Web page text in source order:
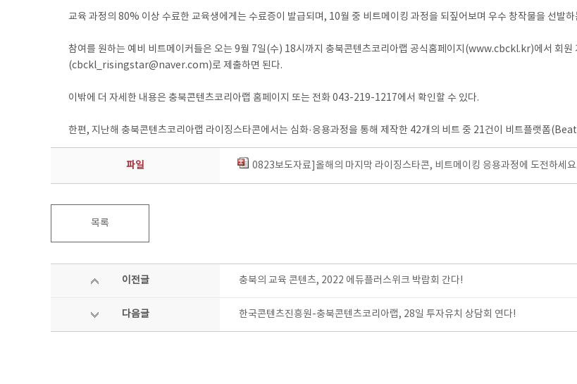
교육 과정의 80% 이상 수료한 교육생에게는 수료증이 발급되며, 10월 중 비트메이킹 과정을 되짚어보며 우수 창작물을 선발
참여를 원하는 예비 비트메이커들은 오는 9월 7일(수) 18시까지 충북콘텐츠코리아랩 공식홈페이지(www.cbckl.kr)에서 회원
(cbckl_risingstar@naver.com)로 제출하면 된다.
이밖에 더 자세한 내용은 충북콘텐츠코리아랩 홈페이지 또는 전화 043-219-1217에서 확인할 수 있다.
한편, 지난해 충북콘텐츠코리아랩 라이징스타콘에서는 심화·응용과정을 통해 제작한 42개의 비트 중 21건이 비트플랫폼
파일 0823보도자료]올해의 마지막 라이징스타콘, 비트메이킹 응용과정에 도전하세
목록
이전글 충북의 교육 콘텐츠, 2022 에듀플러스위크 박람회 간다!
다음글 한국콘텐츠진흥원-충북콘텐츠코리아랩, 28일 투자유치 상담회 연다!